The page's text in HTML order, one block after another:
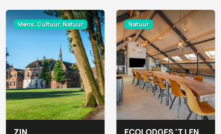
Mens, Cultuur, Natuur Natuur